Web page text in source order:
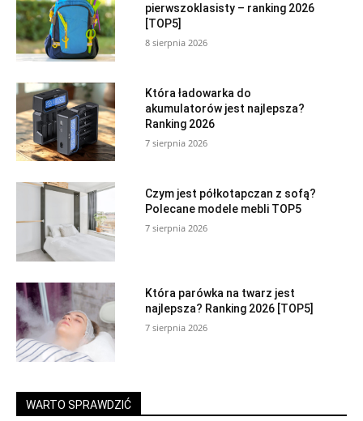
pierwszoklasisty – ranking 2026
[TOP5]
8 sierpnia 2026
Która ładowarka do
akumulatorów jest najlepsza?
Ranking 2026
7 sierpnia 2026
Czym jest półkotapczan z sofą?
Polecane modele mebli TOP5
7 sierpnia 2026
Która parówka na twarz jest
najlepsza? Ranking 2026 [TOP5]
7 sierpnia 2026
WARTO SPRAWDZIĆ